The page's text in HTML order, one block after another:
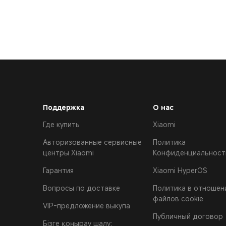
Поддержка
Где купить
Авторизованные сервисные
центры Xiaomi
Гарантия
Вопросы по доставке
VIP-предложение выкупа
Бізге қоңырау шалу:
О нас
Xiaomi
Политика
Xiaomi HyperOS
Политика в
файлов cookie
Публичный договор